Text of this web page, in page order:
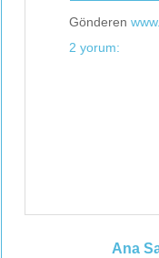
Gönderen
2 yorum:
Ana